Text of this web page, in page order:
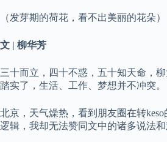
（发芽期的荷花，看不出美丽的花朵）
文 | 柳华芳
三十而立，四十不惑，五十知天命，
踏实了，生活、工作、梦想并不冲突。
北京，天气燥热，看到朋友圈在转
逻辑，我却无法赞同文中的诸多说法和